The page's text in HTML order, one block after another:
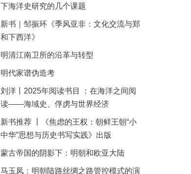
下海洋史研究的几个课题
新书｜邹振环《季风亚非：文化交流与郑
和下西洋》
明清江南卫所的沿革与转型
明代家谱伪造考
刘洋丨2025年阅读书目 ：在海洋之间阅
读——海域史、俘虏与世界经济
新书推荐 丨《焦虑的王权：朝鲜王朝“小
中华”思想与历史书写实践》出版
蒙古帝国的阴影下：明朝和欧亚大陆
马玉凤：明朝陆路丝绸之路管控模式的演